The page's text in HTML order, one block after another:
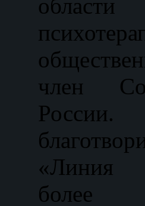
член
«Линия